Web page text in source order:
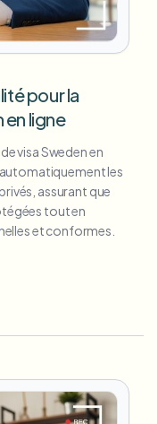
pour la
ligne
visa Sweden en
les
assurant que
tout en
et conformes.